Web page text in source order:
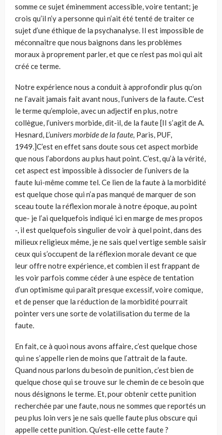
somme ce sujet éminemment accessible, voire tentant; je
crois qu’il n’y a personne qui n’ait été tenté de traiter ce
sujet d’une éthique de la psychanalyse. Il est impossible de
méconnaître que nous baignons dans les problèmes
moraux à proprement parler, et que ce n’est pas moi qui ait
créé ce terme.
Notre expérience nous a conduit à approfondir plus qu’on
ne l’avait jamais fait avant nous, l’univers de la faute. C’est
le terme qu’emploie, avec un adjectif en plus, notre
collègue, l’univers morbide, dit-il, de la faute [II s’agit de A.
Hesnard, L’univers morbide de la faute, Paris, PUF,
1949.]C’est en effet sans doute sous cet aspect morbide
que nous l’abordons au plus haut point. C’est, qu’à la vérité,
cet aspect est impossible à dissocier de l’univers de la
faute lui-même comme tel. Ce lien de la faute à la morbidité
est quelque chose qui n’a pas manqué de marquer de son
sceau toute la réflexion morale à notre époque, au point
que- je l’ai quel­quefois indiqué ici en marge de mes propos
-, il est quelquefois singulier de voir à quel point, dans des
milieux religieux même, je ne sais quel ver­tige semble saisir
ceux qui s’occupent de la réflexion morale devant ce que
leur offre notre expérience, et combien il est frappant de
les voir parfois comme céder à une espèce de tentation
d’un optimisme qui paraît presque excessif, voire comique,
et de penser que la réduction de la morbidité pourrait
pointer vers une sorte de volatilisation du terme de la
faute.
En fait, ce à quoi nous avons affaire, c’est quelque chose
qui ne s’appelle rien de moins que l’attrait de la faute.
Quand nous parlons du besoin de punition, c’est bien de
quelque chose qui se trouve sur le chemin de ce besoin que
nous désignons le terme. Et, pour obtenir cette punition
recherchée par une faute, nous ne sommes que reportés un
peu plus loin vers je ne sais quelle faute plus obscure qui
appelle cette punition. Qu’est-elle cette faute ?